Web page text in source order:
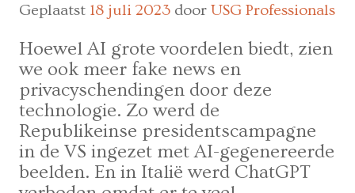
maakt
gebruik
van
artificiële
intelligentie
hun
wervingsprocessen
Geplaatst 18 juli 2023 door USG Professionals
Hoewel AI grote voordelen biedt, zien
we ook meer fake news en
privacyschendingen door deze
technologie. Zo werd de
Republikeinse presidentscampagne
in de VS ingezet met AI-gegenereerde
beelden. En in Italië werd ChatGPT